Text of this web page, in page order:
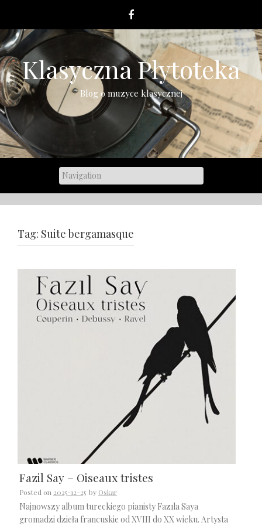
content
Klasyczna Płytoteka
Blog o muzyce klasycznej
Tag: Suite bergamasque
Fazil Say – Oiseaux tristes
Posted on 2025-12-25 by Oskar
Najnowszy album tureckiego pianisty Fazıla Saya
gromadzi dzieła francuskie od XVIII do XX wieku. Artysta